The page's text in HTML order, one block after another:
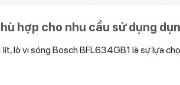
hợp cho nhu cầu sử dụng
lò vi sóng Bosch BFL634GB1 là sự lựa